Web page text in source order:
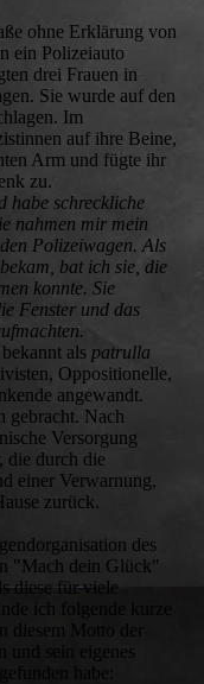
ohne Erklärung von
ein Polizeiauto
drei Frauen in
Sie wurde auf den
Im
auf ihre Beine,
Arm und fügte ihr
zu.
habe schreckliche
nahmen mir mein
Polizeiwagen. Als
bat ich sie, die
konnte. Sie
Fenster und das
als patrulla
Oppositionelle,
angewandt.
gebracht. Nach
Versorgung
die durch die
einer Verwarnung,
zurück.
des
"Mach dein Glück"
diese für viele
Motto der
und sein eigenes
habe: